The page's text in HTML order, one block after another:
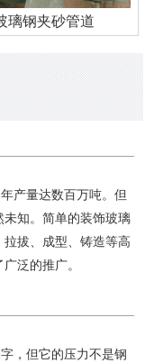
璃钢夹砂管道
产量达数百万吨。但
知。简单的装饰玻璃
拔、成型、铸造等高
泛的推广。
，但它的压力不是钢